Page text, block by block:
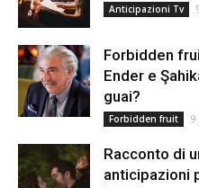
Anticipazioni Tv
Forbidden
Ender e
guai?
Forbidden fruit 9
Racconto di
anticipazioni